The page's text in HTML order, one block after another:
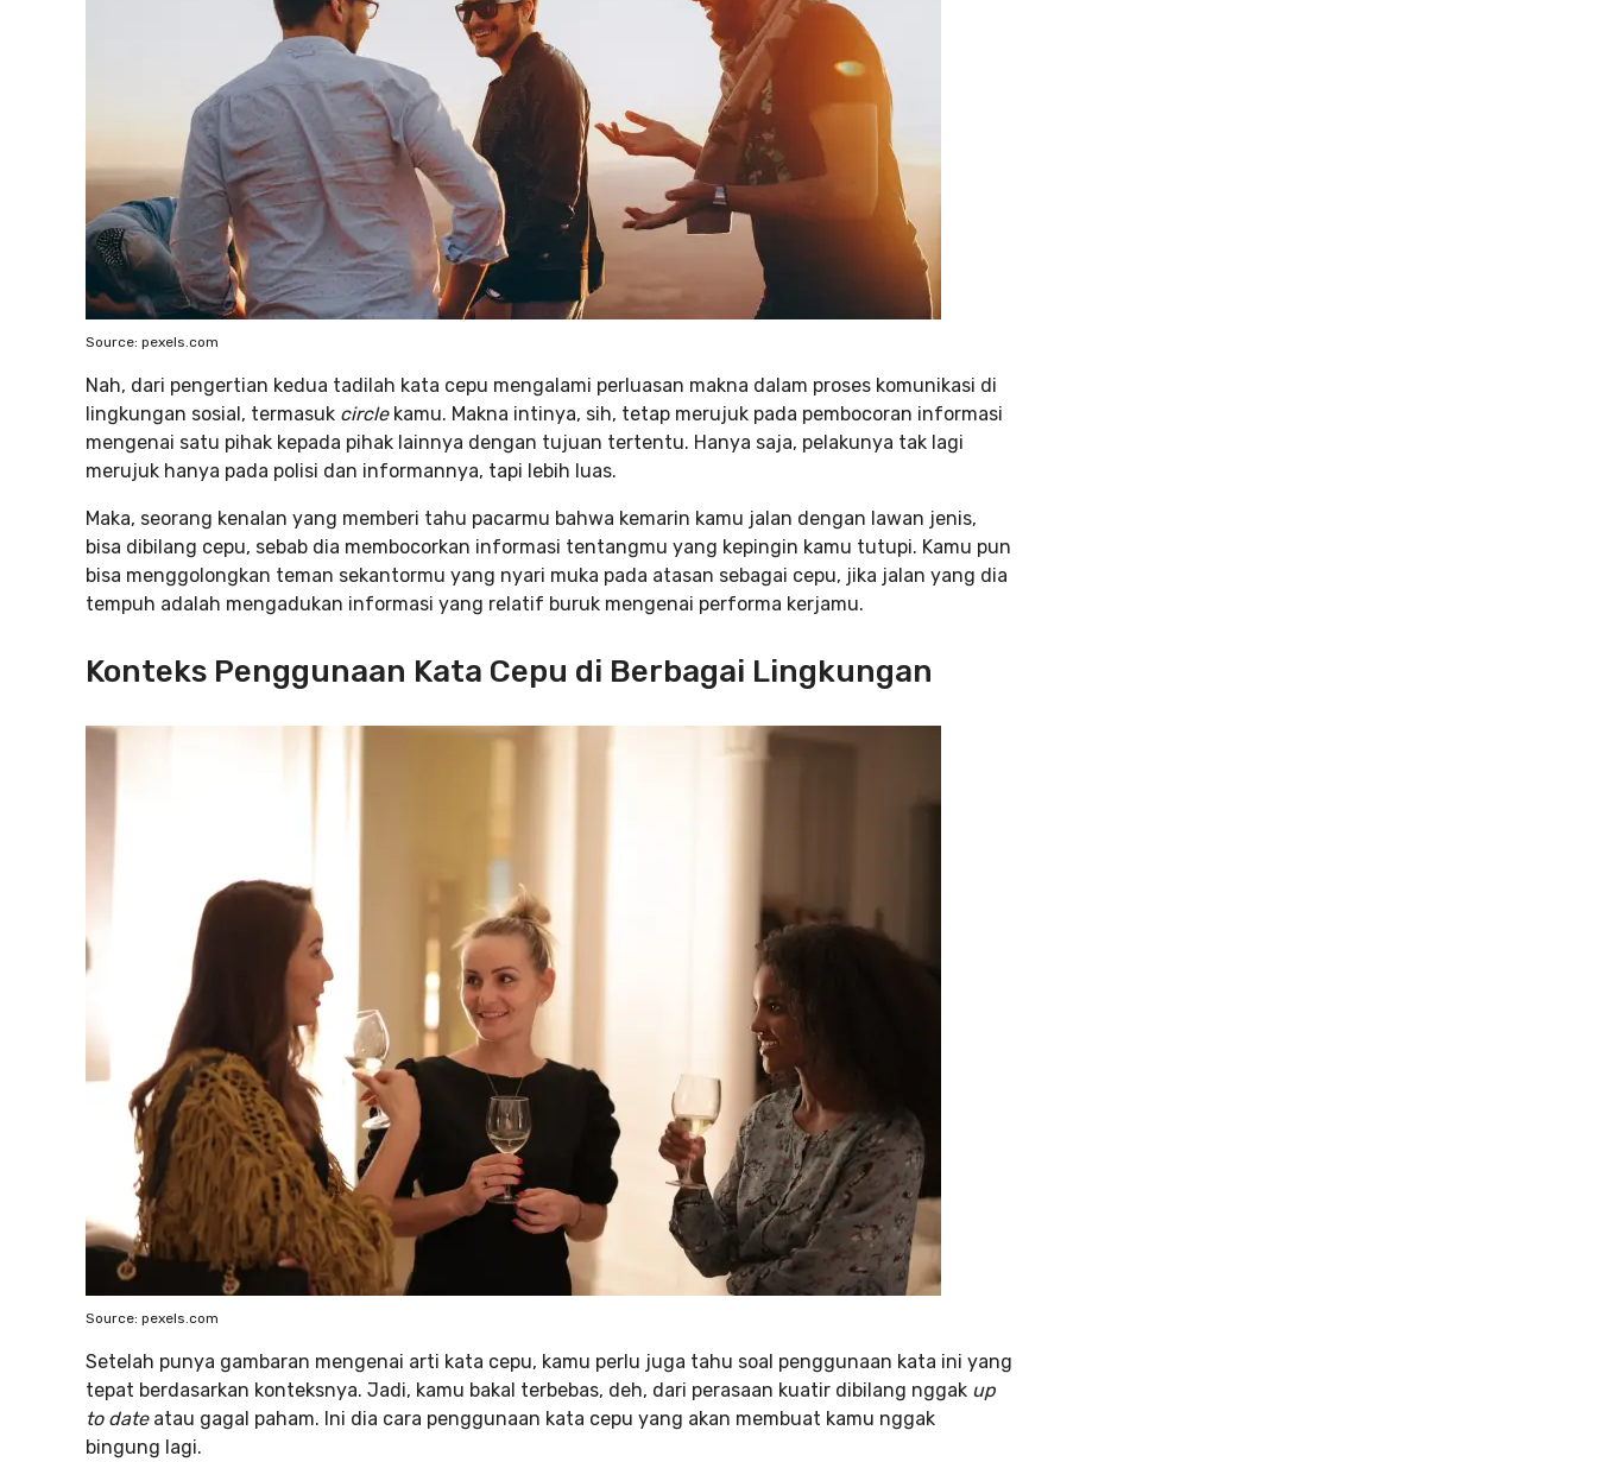
Source: pexels.com
Nah, dari pengertian kedua tadilah kata cepu mengalami perluasan makna dalam proses komunikasi di
lingkungan sosial, termasuk circlekamu. Makna intinya, sih, tetap merujuk pada pembocoran informasi
mengenai satu pihak kepada pihak lainnya dengan tujuan tertentu. Hanya saja, pelakunya tak lagi
merujuk hanya pada polisi dan informannya, tapi lebih luas.
Maka, seorang kenalan yang memberi tahu pacarmu bahwa kemarin kamu jalan dengan lawan jenis,
bisa dibilang cepu, sebab dia membocorkan informasi tentangmu yang kepingin kamu tutupi. Kamu pun
bisa menggolongkan teman sekantormu yang nyari muka pada atasan sebagai cepu, jika jalan yang dia
tempuh adalah mengadukan informasi yang relatif buruk mengenai performa kerjamu.
Konteks Penggunaan Kata Cepu di Berbagai Lingkungan
Source: pexels.com
Setelah punya gambaran mengenai arti kata cepu, kamu perlu juga tahu soal penggunaan kata ini yang
tepat berdasarkan konteksnya. Jadi, kamu bakal terbebas, deh, dari perasaan kuatir dibilang nggak up
to dateatau gagal paham. Ini dia cara penggunaan kata cepu yang akan membuat kamu nggak
bingung lagi.